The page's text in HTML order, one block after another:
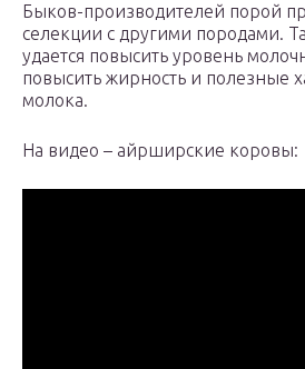
Быков-производителей порой
селекции с другими породами.
удается повысить уровень
повысить жирность и полезные
молока.
На видео – айрширские коровы: